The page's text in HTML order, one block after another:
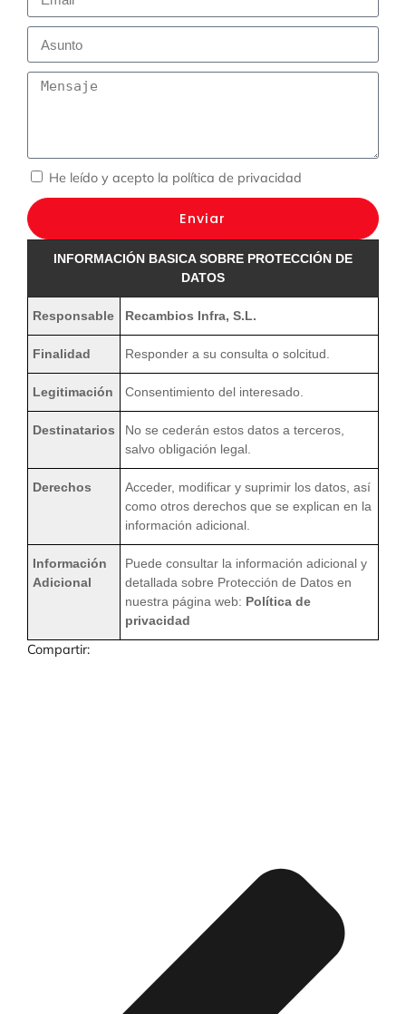
He leído y acepto la política de privacidad
Enviar
INFORMACIÓN BASICA SOBRE PROTECCIÓN DE
DATOS
Responsable Recambios Infra, S.L.
Finalidad Responder a su consulta o solcitud.
Legitimación Consentimiento del interesado.
Destinatarios
No se cederán estos datos a terceros,
salvo obligación legal.
Derechos
Acceder, modificar y suprimir los datos, así
como otros derechos que se explican en la
información adicional.
Información
Adicional
Puede consultar la información adicional y
detallada sobre Protección de Datos en
nuestra página web: Política de
privacidad
Compartir: